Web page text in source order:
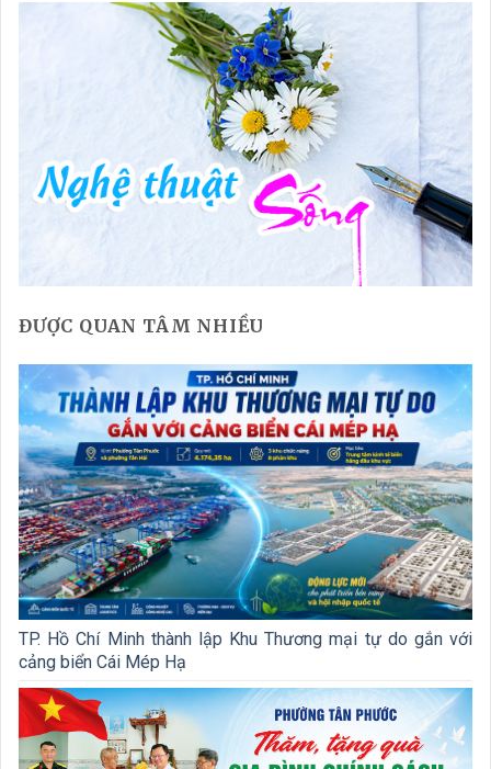
ĐƯỢC QUAN TÂM NHIỀU
TP. Hồ Chí Minh thành lập Khu Thương mại tự do gắn với
cảng biển Cái Mép Hạ